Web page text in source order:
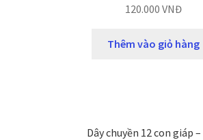
120.000 VNĐ
Thêm vào giỏ hàng
Dây chuyền 12 con giáp –